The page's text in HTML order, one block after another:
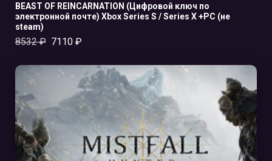
BEAST OF REINCARNATION (Цифровой ключ по
электронной почте) Xbox Series S / Series X +PC (не
steam)
8532₽ 7110 ₽